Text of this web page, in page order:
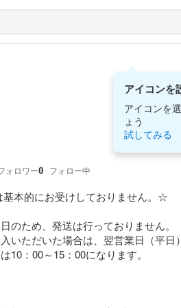
アイコンを
アイコンを
ょう
試してみる
ォロワー0 フォロー中
本的にお受けしておりません。☆
のため、発送は行っておりません。
いただいた場合は、翌営業日（平日
10：00～15：00になります。